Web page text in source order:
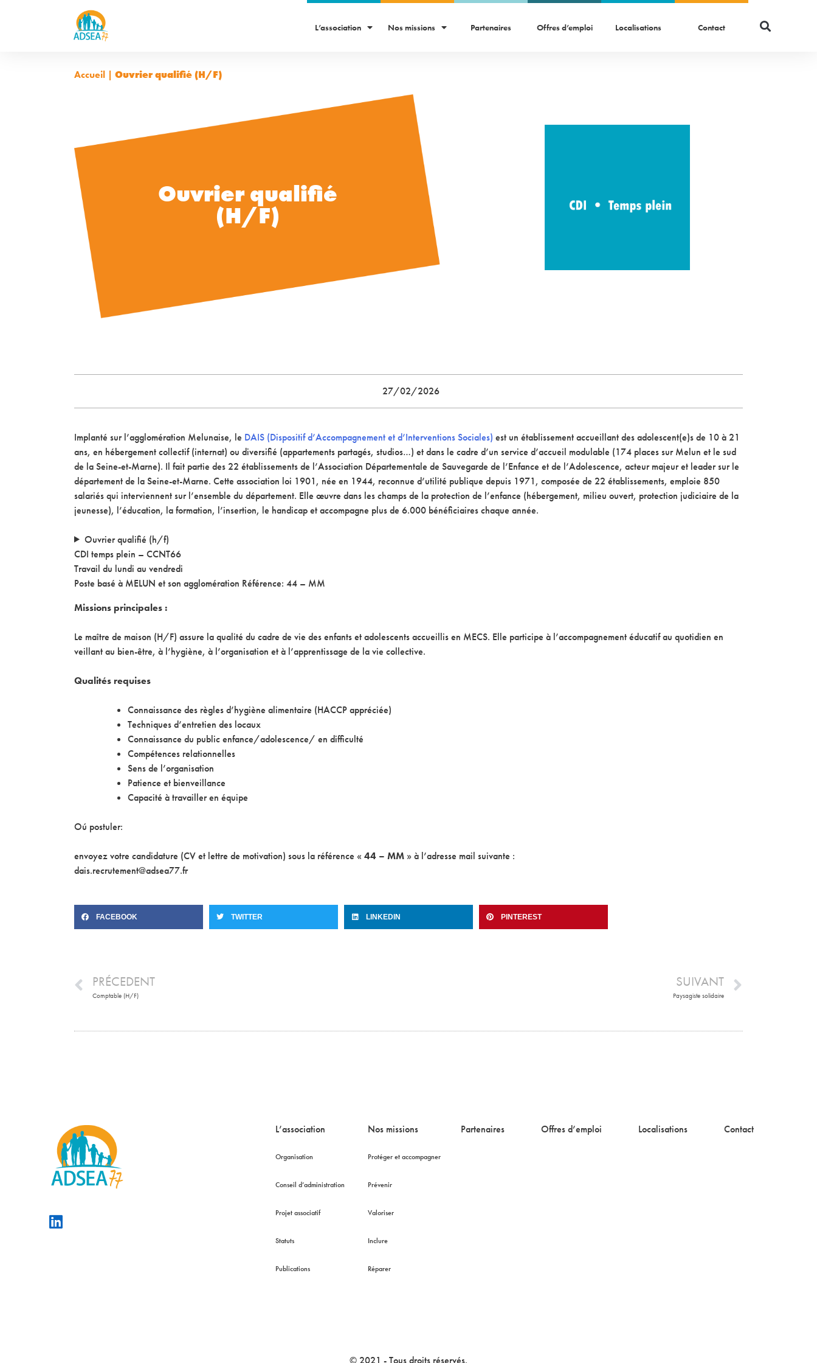
L’association Nos missions Partenaires Offres d’emploi Localisations Contact
Accueil | Ouvrier qualifié (H/F)
Ouvrier qualifié
(H/F)
27/02/2026
Implanté sur l’agglomération Melunaise, le DAIS (Dispositif d’Accompagnement et d’Interventions Sociales) est un établissement accueillant des adolescent(e)s de 10 à 21
ans, en hébergement collectif (internat) ou diversifié (appartements partagés, studios…) et dans le cadre d’un service d’accueil modulable (174 places sur Melun et le sud
de la Seine-et-Marne). Il fait partie des 22 établissements de l’Association Départementale de Sauvegarde de l’Enfance et de l’Adolescence, acteur majeur et leader sur le
département de la Seine-et-Marne. Cette association loi 1901, née en 1944, reconnue d’utilité publique depuis 1971, composée de 22 établissements, emploie 850
salariés qui interviennent sur l’ensemble du département. Elle œuvre dans les champs de la protection de l’enfance (hébergement, milieu ouvert, protection judiciaire de la
jeunesse), l’éducation, la formation, l’insertion, le handicap et accompagne plus de 6.000 bénéficiaires chaque année.
Ouvrier qualifié (h/f)
CDI temps plein – CCNT66
Travail du lundi au vendredi
Poste basé à MELUN et son agglomération Référence: 44 – MM
Missions principales :
Le maître de maison (H/F) assure la qualité du cadre de vie des enfants et adolescents accueillis en MECS. Elle participe à l’accompagnement éducatif au quotidien en
veillant au bien-être, à l’hygiène, à l’organisation et à l’apprentissage de la vie collective.
Qualités requises
Connaissance des règles d’hygiène alimentaire (HACCP appréciée)
Techniques d’entretien des locaux
Connaissance du public enfance/adolescence/ en difficulté
Compétences relationnelles
Sens de l’organisation
Patience et bienveillance
Capacité à travailler en équipe
Oú postuler:
envoyez votre candidature (CV et lettre de motivation) sous la référence « 44 – MM » à l’adresse mail suivante :
dais.recrutement@adsea77.fr
FACEBOOK TWITTER LINKEDIN PINTEREST
PRÉCEDENT
Comptable (H/F)
SUIVANT
Paysagiste solidaire
L’association
Organisation
Conseil d’administration
Projet associatif
Statuts
Publications
Nos missions
Protéger et accompagner
Prévenir
Valoriser
Inclure
Réparer
Partenaires Offres d’emploi Localisations Contact
© 2021 - Tous droits réservés.